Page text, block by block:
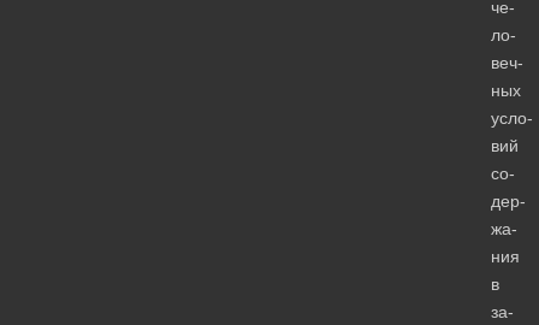
че­
ло­
веч­
ных
усло­
вий
со­
дер­
жа­
ния
в
за­